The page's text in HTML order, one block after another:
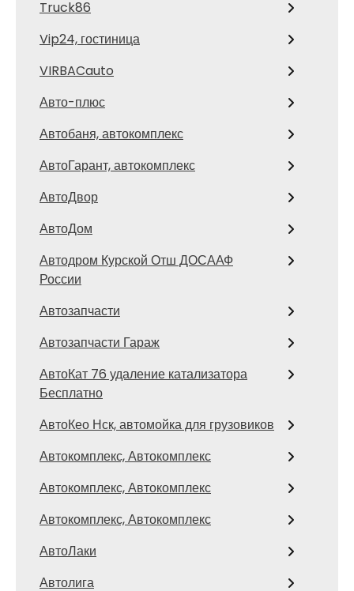
Truck86
Vip24, гостиница
VIRBACauto
Авто-плюс
Автобаня, автокомплекс
АвтоГарант, автокомплекс
АвтоДвор
АвтоДом
Автодром Курской Отш ДОСААФ
России
Автозапчасти
Автозапчасти Гараж
АвтоКат 76 удаление катализатора
Бесплатно
АвтоКео Нск, автомойка для грузовиков
Автокомплекс, Автокомплекс
Автокомплекс, Автокомплекс
Автокомплекс, Автокомплекс
АвтоЛаки
Автолига